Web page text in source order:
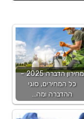
מחירון הדברה 2025 –
כל המחירים, סוגי
ההדברה ומה…